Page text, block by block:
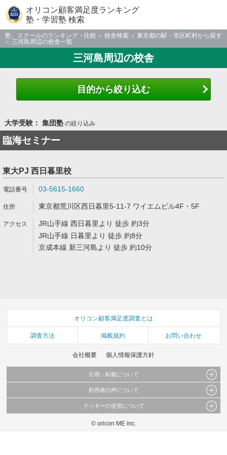
オリコン顧客満足度ランキング
塾・学習塾 検索
塾、スクールのランキング・比較 校舎検索
東京都の駅・市区町村から探す
三河島周辺の校舎一覧
三河島周辺の校舎
目的から絞り込む
大学受験： 集団塾の絞り込み
臨海セミナー
東大PJ 西日暮里校
03-5615-1660
東京都荒川区西日暮里5-11-7 ワイエムビル4F・5F
JR山手線 西日暮里より 徒歩 約3分
JR山手線 日暮里より 徒歩 約8分
京成本線 新三河島より 徒歩 約10分
オリコン顧客満足度調査とは
調査方法 掲載規約 お問い合わせ
会社概要 個人情報保護方針
引用・転載について
当サイトで公開されている情報（文字、写真、イラスト、画像データ等）及びこれらの配
これらの情報を権利者の許可なく無断転載・複製などの二次利用を行うことは固く禁じて
利用者の声について
当サイトに掲載している内容はすべてサービスの利用者が提出された見解・感想です。
弊社の見解・ 意見ではないことをご理解いただいた上でご覧ください。
クッキーの使用について
このサイトでは Cookie を使用して、ユーザーに合わせたコンテンツや広告の表示、ソー
© oricon ME inc.